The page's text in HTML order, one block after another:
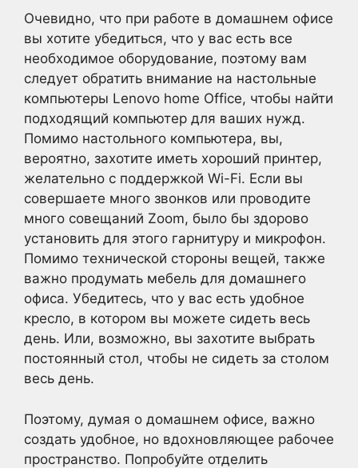
Очевидно, что при работе в домашнем офисе
вы хотите убедиться, что у вас есть все
необходимое оборудование, поэтому вам
следует обратить внимание на настольные
компьютеры Lenovo home Office, чтобы найти
подходящий компьютер для ваших нужд.
Помимо настольного компьютера, вы,
вероятно, захотите иметь хороший принтер,
желательно с поддержкой Wi-Fi. Если вы
совершаете много звонков или проводите
много совещаний Zoom, было бы здорово
установить для этого гарнитуру и микрофон.
Помимо технической стороны вещей, также
важно продумать мебель для домашнего
офиса. Убедитесь, что у вас есть удобное
кресло, в котором вы можете сидеть весь
день. Или, возможно, вы захотите выбрать
постоянный стол, чтобы не сидеть за столом
весь день.
Поэтому, думая о домашнем офисе, важно
создать удобное, но вдохновляющее рабочее
пространство. Попробуйте отделить